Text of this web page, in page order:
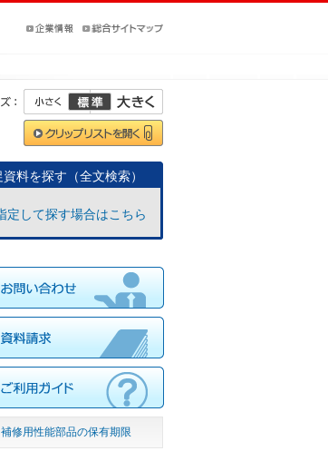
資料を探す（全文検索）
定して探す場合はこちら
補修用性能部品の保有期限